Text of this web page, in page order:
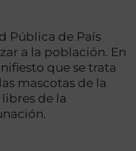
Pública de País
a la población. En
que se trata
mascotas de la
de la